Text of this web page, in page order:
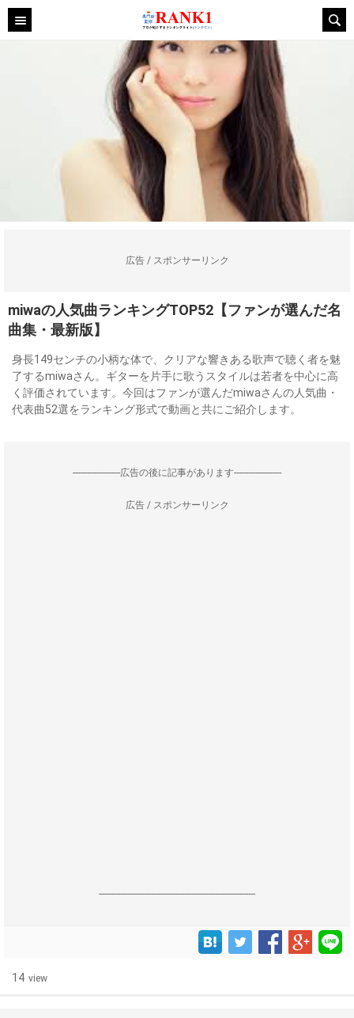
広告 / スポンサーリンク
miwaの人気曲ランキングTOP52【ファンが選んだ名
曲集・最新版】
身長149センチの小柄な体で、クリアな響きある歌声で聴く者を魅
了するmiwaさん。ギターを片手に歌うスタイルは若者を中心に高
く評価されています。今回はファンが選んだmiwaさんの人気曲・
代表曲52選をランキング形式で動画と共にご紹介します。
--------------------広告の後に記事があります--------------------
広告 / スポンサーリンク
------------------------------------------------------------------
14 view